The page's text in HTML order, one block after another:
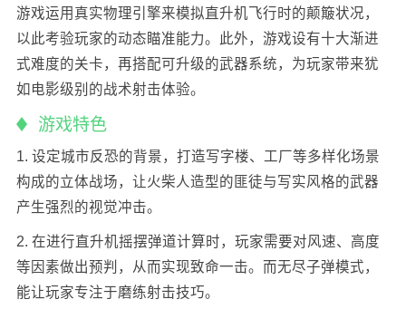
游戏运用真实物理引擎来模拟直升机飞行时的颠簸状况，
以此考验玩家的动态瞄准能力。此外，游戏设有十大渐进
式难度的关卡，再搭配可升级的武器系统，为玩家带来犹
如电影级别的战术射击体验。
游戏特色‌
1. 设定城市反恐的背景，打造写字楼、工厂等多样化场景
构成的立体战场，让火柴人造型的匪徒与写实风格的武器
产生强烈的视觉冲击。
2. 在进行直升机摇摆弹道计算时，玩家需要对风速、高度
等因素做出预判，从而实现致命一击。而无尽子弹模式，
能让玩家专注于磨练射击技巧。